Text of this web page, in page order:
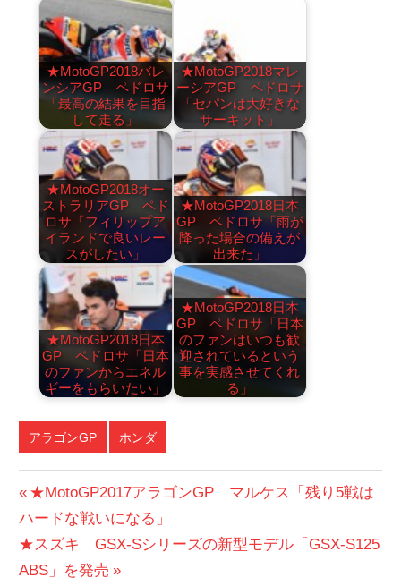
★MotoGP2018バレ
ンシアGP ペドロサ
「最高の結果を目指
して走る」
★MotoGP2018マレ
ーシアGP ペドロサ
「セパンは大好きな
サーキット」
★MotoGP2018オー
ストラリアGP ペド
ロサ「フィリップア
イランドで良いレー
スがしたい」
★MotoGP2018日本
GP ペドロサ「雨が
降った場合の備えが
出来た」
★MotoGP2018日本
GP ペドロサ「日本
のファンからエネル
ギーをもらいたい」
★MotoGP2018日本
GP ペドロサ「日本
のファンはいつも歓
迎されているという
事を実感させてくれ
る」
アラゴンGP ホンダ
投
稿
ナ
前
の
投
稿:
★MotoGP2017アラゴンGP マルケス「残り5戦は
ハードな戦いになる」
次
の
★スズキ GSX‐Sシリーズの新型モデル「GSX‐S125
ABS」を発売